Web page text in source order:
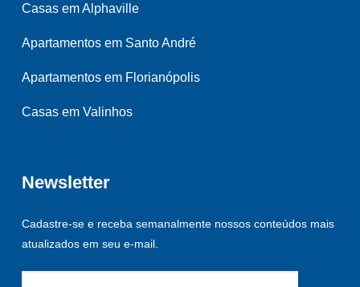
Casas em Alphaville
Apartamentos em Santo André
Apartamentos em Florianópolis
Casas em Valinhos
Newsletter
Cadastre-se e receba semanalmente nossos conteúdos mais
atualizados em seu e-mail.